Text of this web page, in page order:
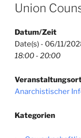
Union
Datum/Zeit
Date(s) - 06/11/
18:00 - 20:00
Anarchistischer
Kategorien